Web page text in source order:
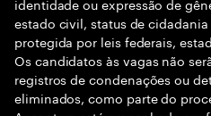
estado civil, status de
protegida por leis federais,
Os candidatos às vagas não
registros de condenações ou
eliminados, como parte do